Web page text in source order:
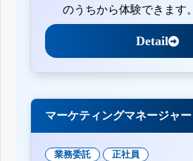
のうちから体験できます。
Detail
マーケティングマネージャー
業務委託 正社員